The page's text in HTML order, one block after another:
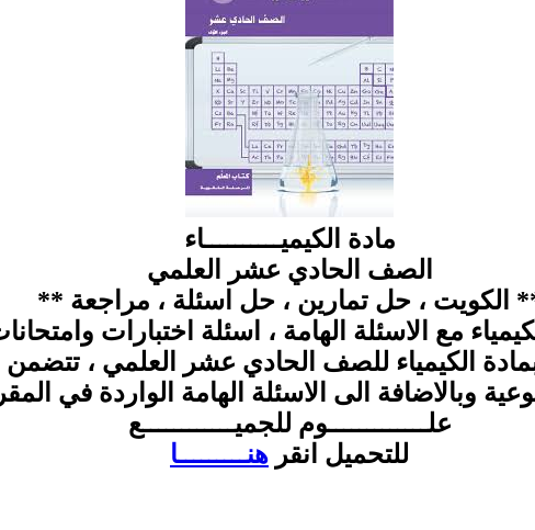
مادة الكيميــــــــــاء
الصف الحادي عشر العلمي
الكويت ، حل تمارين ، حل اسئلة ، مراجعة **
مع الاسئلة الهامة ، اسئلة اختبارات
بمادة الكيمياء للصف الحادي عشر العلمي ، تتضمن
وبالاضافة الى الاسئلة الهامة الواردة في
علـــــــــــــوم للجميــــــــــــع
للتحميل انقر هنـــــــــا